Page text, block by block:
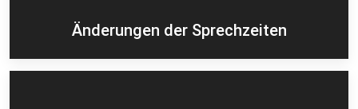
Änderungen der Sprechzeiten